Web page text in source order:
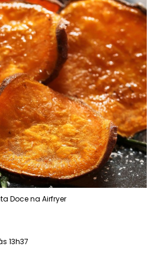
Doce na Airfryer
13h37